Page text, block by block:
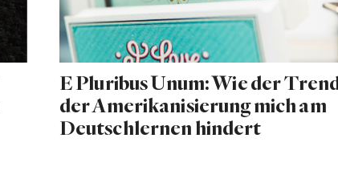
E Pluribus Unum: Wie der Trend
der Amerikanisierung mich am
Deutschlernen hindert